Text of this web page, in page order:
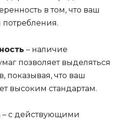
в том, что ваш
потребления.
– наличие
позволяет выделяться
показывая, что ваш
высоким стандартам.
– с действующими